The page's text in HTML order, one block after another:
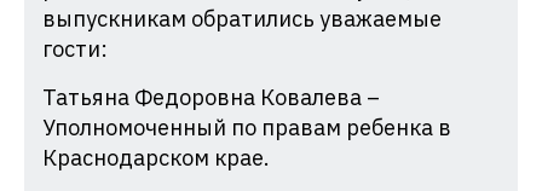
выпускникам обратились уважаемые
гости:
Татьяна Федоровна Ковалева –
Уполномоченный по правам ребенка в
Краснодарском крае.